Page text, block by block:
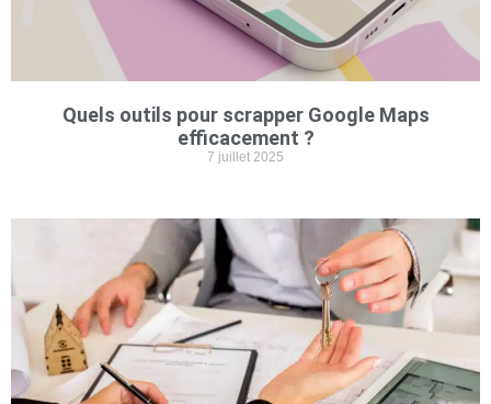
Quels outils pour scrapper Google Maps
efficacement ?
7 juillet 2025